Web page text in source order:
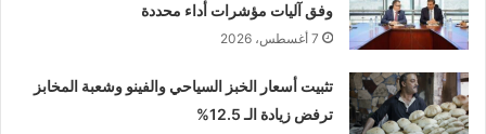
وفق آليات مؤشرات أداء محددة
7 أغسطس، 2026
تثبيت أسعار الخبز السياحي والفينو وشعبة المخابز
ترفض زيادة الـ 12.5%